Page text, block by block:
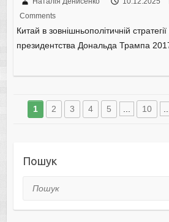
Comments
Китай в зовнішньополітичній
президентства Дональда Трампа
1 2 3 4 5 10
Пошук
Пошук